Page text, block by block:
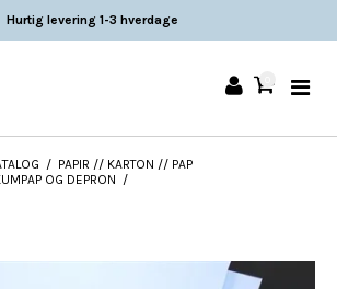
Hurtig levering 1-3 hverdage
/ PAPIR // KARTON // PAP
OG DEPRON /